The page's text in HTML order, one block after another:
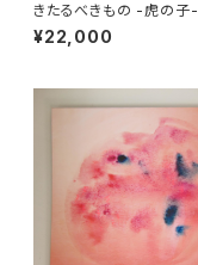
きたるべきもの -虎の子-
¥22,000